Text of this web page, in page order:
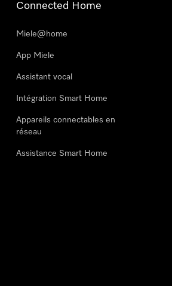
Connected Home
Miele@home
App Miele
Assistant vocal
Intégration Smart Home
Appareils connectables en
réseau
Assistance Smart Home